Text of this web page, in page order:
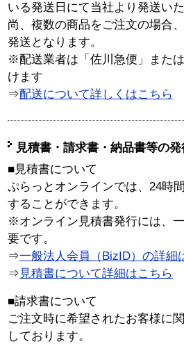
いる発送日にて当社より発送い
尚、複数の商品をご注文の場合
発送となります。
※配送業者は「佐川急便」また
けます
⇒配送について詳しくはこちら
見積書・請求書・納品書等の
■見積書について
ぷらっとオンラインでは、24時
することができます。
※オンライン見積書発行には、
要です。
⇒一般法人会員（BizID）の詳細
⇒ 見積書について詳細はこちら
■請求書について
ご注文時に希望されたお客様に
しております。